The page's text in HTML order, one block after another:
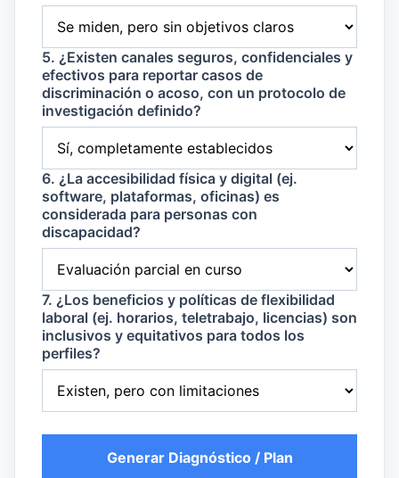
5. ¿Existen canales seguros, confidenciales y
efectivos para reportar casos de
discriminación o acoso, con un protocolo de
investigación definido?
6. ¿La accesibilidad física y digital (ej.
software, plataformas, oficinas) es
considerada para personas con
discapacidad?
7. ¿Los beneficios y políticas de flexibilidad
laboral (ej. horarios, teletrabajo, licencias) son
inclusivos y equitativos para todos los
perfiles?
Generar Diagnóstico / Plan